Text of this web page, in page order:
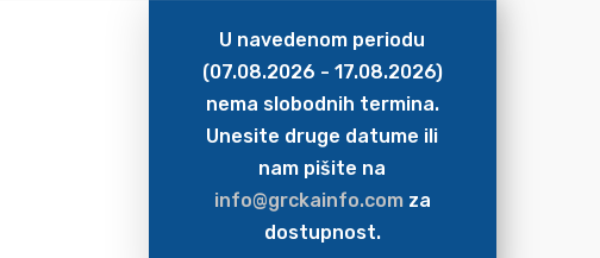
U navedenom periodu
(07.08.2026 - 17.08.2026)
nema slobodnih termina.
Unesite druge datume ili
nam pišite na
info@grckainfo.comza
dostupnost.